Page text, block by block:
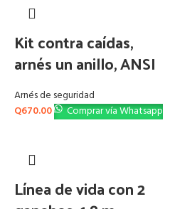
Kit contra caídas,
arnés un anillo, ANSI
Arnés de seguridad
Q670.00 Comprar vía Whatsapp
Línea de vida con 2